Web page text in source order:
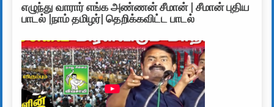
எழுந்து வாரார் எங்க அண்ணன் சீமான் | சீமான் புதிய
பாடல் |நாம் தமிழர்| தெறிக்கவிட்ட பாடல்